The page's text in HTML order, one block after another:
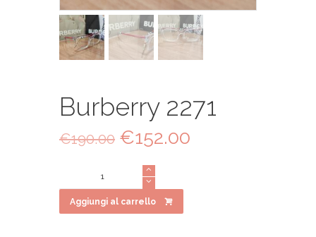
Burberry 2271
€190.00 Il
prezzo
originale
era:
€190.00.
€152.00
quantità
Aggiungi al carrello